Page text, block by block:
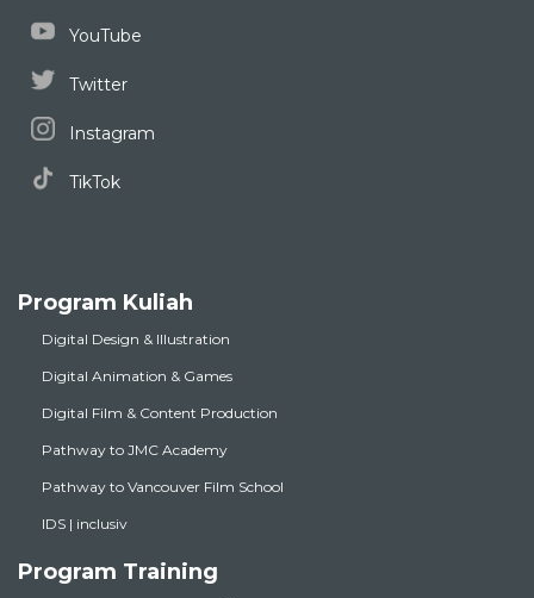
YouTube
Twitter
Instagram
TikTok
Program Kuliah
Digital Design & Illustration
Digital Animation & Games
Digital Film & Content Production
Pathway to JMC Academy
Pathway to Vancouver Film School
IDS | inclusiv
Program Training